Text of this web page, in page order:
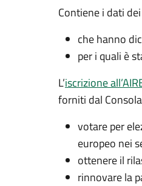
Contiene i dati
che hanno
per i quali è
L’iscrizione
forniti dal
votare per
europeo nei
ottenere il
rinnovare la